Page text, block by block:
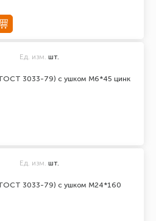
3033-79) с ушком М6*45 цинк
Ед. изм. шт.
3033-79) с ушком М24*160
Ед. изм. шт.